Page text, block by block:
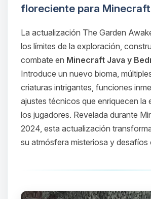
floreciente para Minecraft
La actualización The Garden
los límites de la exploración,
combate en Minecraft Java y
Introduce un nuevo bioma,
criaturas intrigantes, funciones
ajustes técnicos que enriquecen la
los jugadores. Revelada durante
2024, esta actualización
su atmósfera misteriosa y desafíos